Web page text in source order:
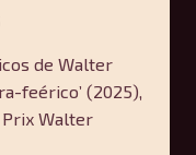
de Walter
feérico’ (2025),
Prix Walter